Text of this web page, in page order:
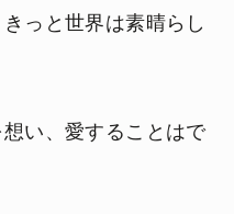
っと世界は素晴らし
い、愛することはで